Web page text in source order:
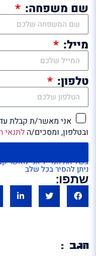
שם משפחה:
מייל:
טלפון:
אני מאשר/ת קבלת
ובטלפון, ומסכים/ה לתנאי
ניתן להסיר בכל שלב
שתפו:
הגב :